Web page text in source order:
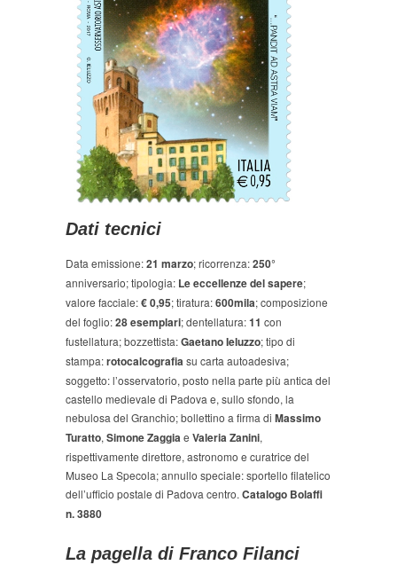
Dati tecnici
Data emissione:21 marzo; ricorrenza:250°
anniversario; tipologia: Le eccellenze del sapere;
valore facciale:€ 0,95; tiratura:600mila; composizione
del foglio:28 esemplari; dentellatura:11 con
fustellatura; bozzettista:Gaetano Ieluzzo; tipo di
stampa:rotocalcografiasu carta autoadesiva;
soggetto: l’osservatorio, posto nella parte più antica del
castello medievale di Padova e, sullo sfondo, la
nebulosa del Granchio; bollettino a firma di Massimo
Turatto, Simone Zaggiae Valeria Zanini,
rispettivamente direttore, astronomo e curatrice del
Museo La Specola; annullo speciale: sportello filatelico
dell’ufficio postale di Padova centro. Catalogo Bolaffi
n. 3880
La pagella di Franco Filanci